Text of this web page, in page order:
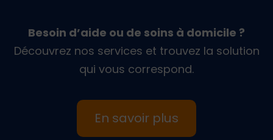
Besoin d’aide ou de soins à domicile ?
Découvrez nos services et trouvez la solution
qui vous correspond.
En savoir plus